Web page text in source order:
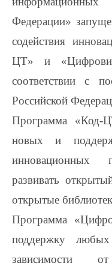
Федерации»
содействия
ЦТ» и
соответствии с
Российской
Программа «Код-
новых и
инновационных
развивать
открытые
Программа
поддержку
зависимости